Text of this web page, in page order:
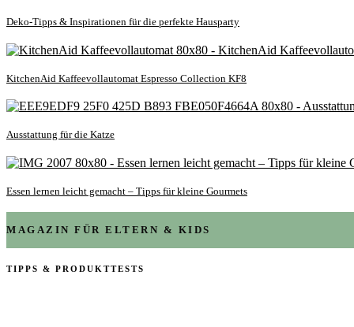
Deko-Tipps & Inspirationen für die perfekte Hausparty
KitchenAid Kaffeevollautomat Espresso Collection KF8
Ausstattung für die Katze
Essen lernen leicht gemacht – Tipps für kleine Gourmets
MAGAZIN FÜR ELTERN & KIDS
TIPPS & PRODUKTTESTS